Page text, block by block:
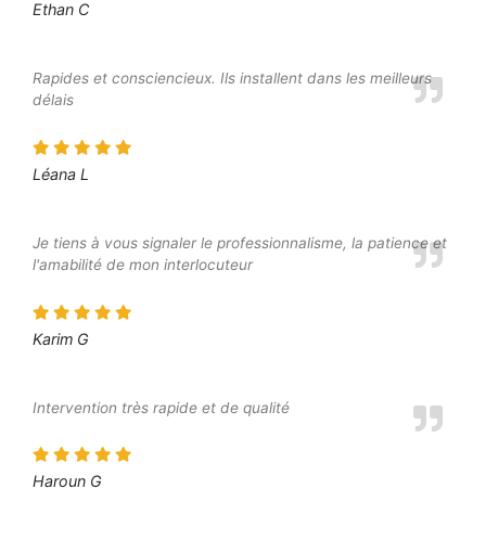
Ethan C
Rapides et consciencieux. Ils installent dans les meilleurs
délais
Léana L
Je tiens à vous signaler le professionnalisme, la patience et
l'amabilité de mon interlocuteur
Karim G
Intervention très rapide et de qualité
Haroun G